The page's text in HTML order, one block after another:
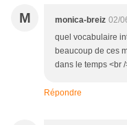
M monica-breiz 02/
quel vocabulaire
beaucoup de ces
dans le temps <br
Répondre